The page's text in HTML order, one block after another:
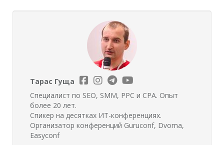
Тарас Гуща
Специалист по SEO, SMM, PPC и CPA. Опыт
более 20 лет.
Спикер на десятках ИТ-конференциях.
Организатор конференций Guruconf, Dvoma,
Easyconf